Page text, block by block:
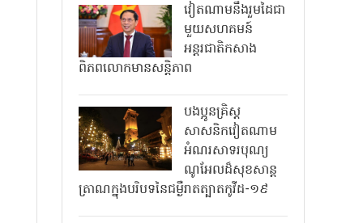
វៀតណាមនឹងរួមដៃជា
មួយសហគមន៍
អន្តរជាតិកសាង
ពិភពលោកមានសន្តិភាព
បងប្អូនគ្រិស្ត
សាសនិកវៀតណាម
អំណរសាទរបុណ្យ
ណូអែលដ៏សុខសាន្ត
ត្រាណក្នុងបរិបទនៃជម្ងឺរាតត្បាតកូវីដ-១៩